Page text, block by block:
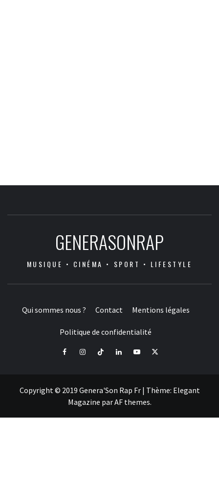
GENERASONRAP
MUSIQUE • CINÉMA • SPORT • LIFESTYLE
Qui sommes nous ? Contact Mentions légales
Politique de confidentialité
FacebookInstagramTiktok LinkedInYoutube
X
Copyright © 2019 Genera'Son Rap Fr | Thème: Elegant
Magazine parAF themes.